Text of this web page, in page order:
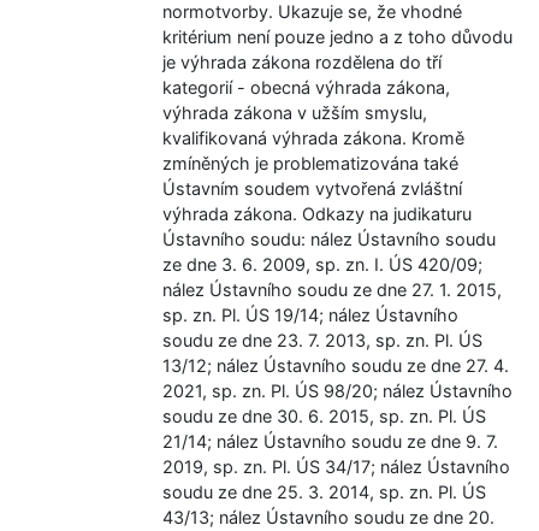
normotvorby. Ukazuje se, že vhodné
kritérium není pouze jedno a z toho důvodu
je výhrada zákona rozdělena do tří
kategorií - obecná výhrada zákona,
výhrada zákona v užším smyslu,
kvalifikovaná výhrada zákona. Kromě
zmíněných je problematizována také
Ústavním soudem vytvořená zvláštní
výhrada zákona. Odkazy na judikaturu
Ústavního soudu: nález Ústavního soudu
ze dne 3. 6. 2009, sp. zn. I. ÚS 420/09;
nález Ústavního soudu ze dne 27. 1. 2015,
sp. zn. Pl. ÚS 19/14; nález Ústavního
soudu ze dne 23. 7. 2013, sp. zn. Pl. ÚS
13/12; nález Ústavního soudu ze dne 27. 4.
2021, sp. zn. Pl. ÚS 98/20; nález Ústavního
soudu ze dne 30. 6. 2015, sp. zn. Pl. ÚS
21/14; nález Ústavního soudu ze dne 9. 7.
2019, sp. zn. Pl. ÚS 34/17; nález Ústavního
soudu ze dne 25. 3. 2014, sp. zn. Pl. ÚS
43/13; nález Ústavního soudu ze dne 20.